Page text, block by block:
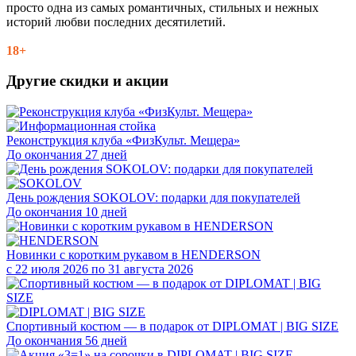
просто одна из самых романтичных, стильных и нежных
историй любви последних десятилетий.
18+
Другие скидки и акции
Реконструкция клуба «ФизКульт. Мещера»
До окончания 27 дней
День рождения SOKOLOV: подарки для покупателей
До окончания 10 дней
Новинки с коротким рукавом в HENDERSON
с 22 июля 2026 по 31 августа 2026
Спортивный костюм — в подарок от DIPLOMAT | BIG SIZE
До окончания 56 дней